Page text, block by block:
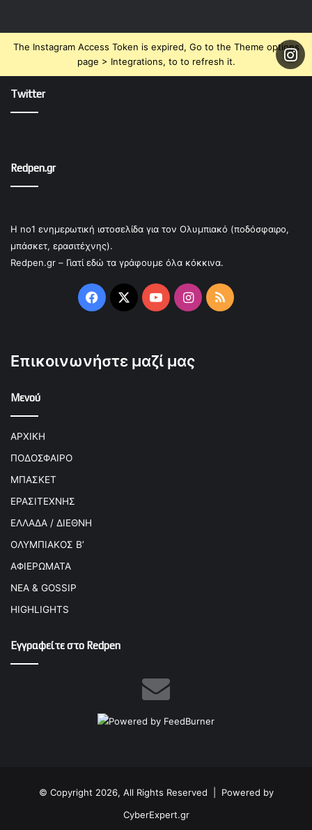
The Instagram Access Token is expired, Go to the Theme options
page > Integrations, to to refresh it.
Twitter
Redpen.gr
Η no1 ενημερωτική ιστοσελίδα για τον Ολυμπιακό (ποδόσφαιρο,
μπάσκετ, ερασιτέχνης).
Redpen.gr – Γιατί εδώ τα γράφουμε όλα κόκκινα.
Facebook
X YouTubeInstagram
RSS
Επικοινωνήστε μαζί μας
Μενού
ΑΡΧΙΚΗ
ΠΟΔΟΣΦΑΙΡΟ
ΜΠΑΣΚΕΤ
ΕΡΑΣΙΤΕΧΝΗΣ
ΕΛΛΑΔΑ / ΔΙΕΘΝΗ
ΟΛΥΜΠΙΑΚΟΣ Β’
ΑΦΙΕΡΩΜΑΤΑ
ΝΕΑ & GOSSIP
HIGHLIGHTS
Εγγραφείτε στο Redpen
© Copyright 2026, All Rights Reserved | Powered by
CyberExpert.gr